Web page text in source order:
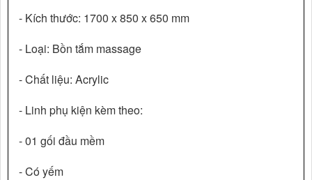
- Kích thước: 1700 x 850 x 650 mm
- Loại: Bồn tắm massage
- Chất liệu: Acrylic
- Linh phụ kiện kèm theo:
- 01 gối đầu mềm
- Có yếm